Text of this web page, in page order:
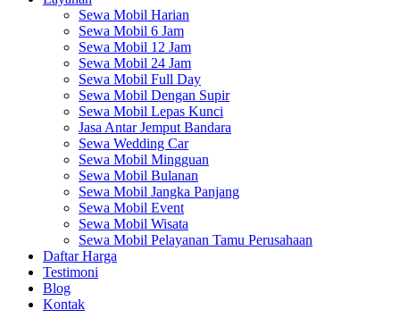
Sewa Mobil Harian
Sewa Mobil 6 Jam
Sewa Mobil 12 Jam
Sewa Mobil 24 Jam
Sewa Mobil Full Day
Sewa Mobil Dengan Supir
Sewa Mobil Lepas Kunci
Jasa Antar Jemput Bandara
Sewa Wedding Car
Sewa Mobil Mingguan
Sewa Mobil Bulanan
Sewa Mobil Jangka Panjang
Sewa Mobil Event
Sewa Mobil Wisata
Sewa Mobil Pelayanan Tamu Perusahaan
Daftar Harga
Testimoni
Blog
Kontak